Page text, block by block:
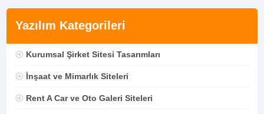
Yazılım Kategorileri
Kurumsal Şirket Sitesi Tasarımları
İnşaat ve Mimarlık Siteleri
Rent A Car ve Oto Galeri Siteleri